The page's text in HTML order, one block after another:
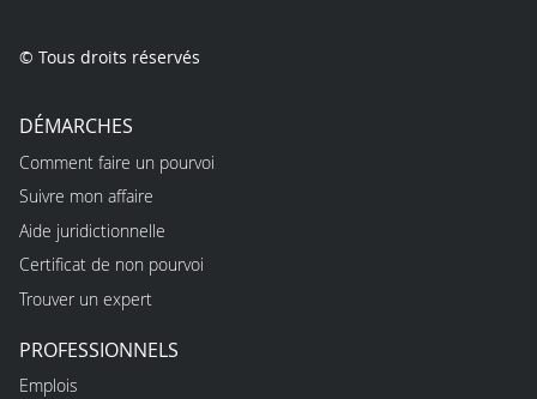
© Tous droits réservés
DÉMARCHES
Comment faire un pourvoi
Suivre mon affaire
Aide juridictionnelle
Certificat de non pourvoi
Trouver un expert
PROFESSIONNELS
Emplois